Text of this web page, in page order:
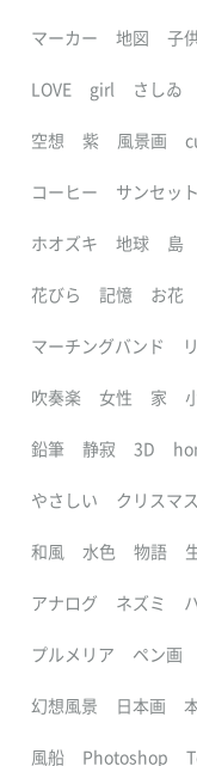
マーカー 地図 子
LOVE girl さしゐ
空想 紫 風景画
コーヒー サンセット
ホオズキ 地球 島
花びら 記憶 お花
マーチングバンド
吹奏楽 女性 家
鉛筆 静寂 3D
やさしい クリスマ
和風 水色 物語
アナログ ネズミ
プルメリア ペン画
幻想風景 日本画
風船 Photoshop